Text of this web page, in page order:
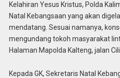
Kelahiran Yesus Kristus, Polda
Natal Kebangsaan yang akan
mendatang. Sesuai namanya,
mengundang tokoh masyarakat
Halaman Mapolda Kalteng, jalan
Kepada GK, Sekretaris Natal